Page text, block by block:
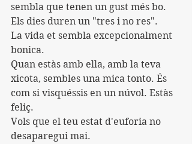
sembla que tenen un gust més bo.
Els dies duren un "tres i no res".
La vida et sembla excepcionalment
bonica.
Quan estàs amb ella, amb la teva
xicota, sembles una mica tonto. És
com si visquéssis en un núvol. Estàs
feliç.
Vols que el teu estat d'euforia no
desaparegui mai.